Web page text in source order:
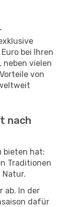
bei Ihren
neben vielen
von
nach
bieten hat:
Traditionen
ab. In der
dafür